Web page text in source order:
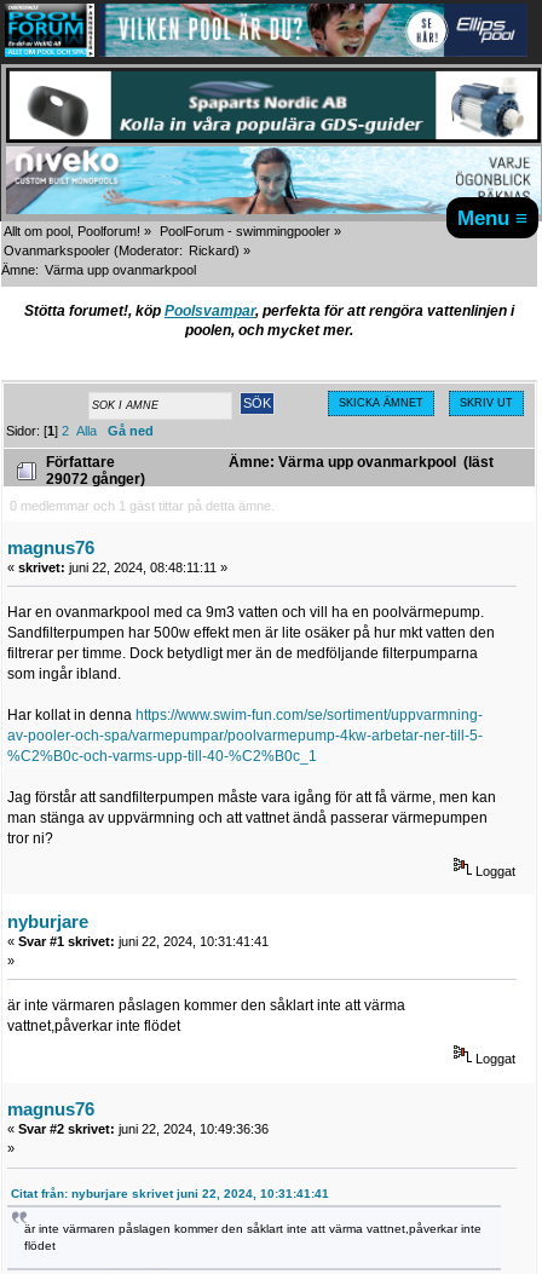
Menu ≡
Allt om pool, Poolforum! » PoolForum - swimmingpooler »
Ovanmarkspooler (Moderator: Rickard) »
Ämne: Värma upp ovanmarkpool
Stötta forumet!, köp Poolsvampar, perfekta för att rengöra vattenlinjen i
poolen, och mycket mer.
SKICKA ÄMNET SKRIV UT
Sidor: [1]2 Alla Gå ned
Författare
Ämne: Värma upp ovanmarkpool (läst
29072 gånger)
0 medlemmar och 1 gäst tittar på detta ämne.
magnus76
« skrivet: juni 22, 2024, 08:48:11:11 »
Har en ovanmarkpool med ca 9m3 vatten och vill ha en poolvärmepump.
Sandfilterpumpen har 500w effekt men är lite osäker på hur mkt vatten den
filtrerar per timme. Dock betydligt mer än de medföljande filterpumparna
som ingår ibland.
Har kollat in denna https://www.swim-fun.com/se/sortiment/uppvarmning-
av-pooler-och-spa/varmepumpar/poolvarmepump-4kw-arbetar-ner-till-5-
%C2%B0c-och-varms-upp-till-40-%C2%B0c_1
Jag förstår att sandfilterpumpen måste vara igång för att få värme, men kan
man stänga av uppvärmning och att vattnet ändå passerar värmepumpen
tror ni?
Loggat
nyburjare
« Svar #1 skrivet: juni 22, 2024, 10:31:41:41
»
är inte värmaren påslagen kommer den såklart inte att värma
vattnet,påverkar inte flödet
Loggat
magnus76
« Svar #2 skrivet: juni 22, 2024, 10:49:36:36
»
Citat från: nyburjare skrivet juni 22, 2024, 10:31:41:41
är inte värmaren påslagen kommer den såklart inte att värma vattnet,påverkar inte
flödet